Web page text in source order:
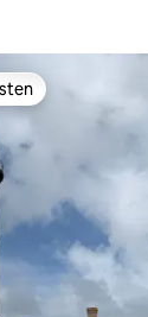
uit 5, 112